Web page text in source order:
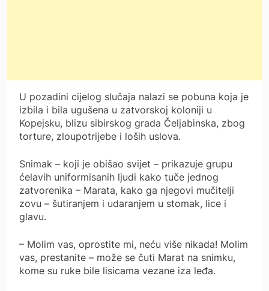
U pozadini cijelog slučaja nalazi se pobuna koja je
izbila i bila ugušena u zatvorskoj koloniji u
Kopejsku, blizu sibirskog grada Čeljabinska, zbog
torture, zloupotrijebe i loših uslova.
Snimak – koji je obišao svijet – prikazuje grupu
ćelavih uniformisanih ljudi kako tuče jednog
zatvorenika – Marata, kako ga njegovi mučitelji
zovu – šutiranjem i udaranjem u stomak, lice i
glavu.
– Molim vas, oprostite mi, neću više nikada! Molim
vas, prestanite – može se čuti Marat na snimku,
kome su ruke bile lisicama vezane iza leđa.